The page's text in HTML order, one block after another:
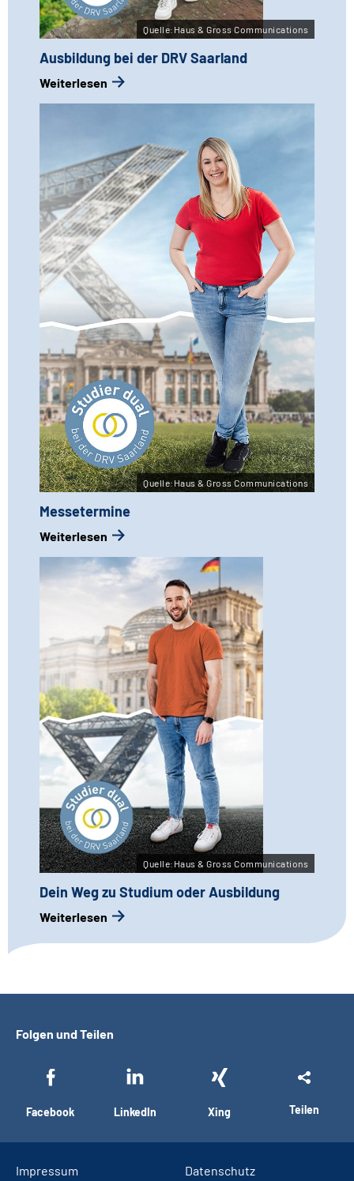
Quelle:Haus & Gross Communications
Ausbildung bei der DRV Saarland
Weiterlesen
Quelle:Haus & Gross Communications
Messetermine
Weiterlesen
Quelle:Haus & Gross Communications
Dein Weg zu Studium oder Ausbildung
Weiterlesen
Folgen und Teilen
Facebook LinkedIn Xing Teilen
Impressum Datenschutz